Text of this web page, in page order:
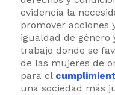
evidencia la
promover acciones
igualdad de género
trabajo donde se
de las mujeres de
para el
una sociedad más